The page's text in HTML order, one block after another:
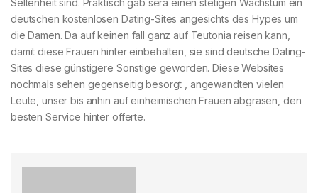
Seltenheit sind. Praktisch gab sera einen stetigen Wachstum ein
deutschen kostenlosen Dating-Sites angesichts des Hypes um
die Damen. Da auf keinen fall ganz auf Teutonia reisen kann,
damit diese Frauen hinter einbehalten, sie sind deutsche Dating-
Sites diese günstigere Sonstige geworden. Diese Websites
nochmals sehen gegenseitig besorgt , angewandten vielen
Leute, unser bis anhin auf einheimischen Frauen abgrasen, den
besten Service hinter offerte.